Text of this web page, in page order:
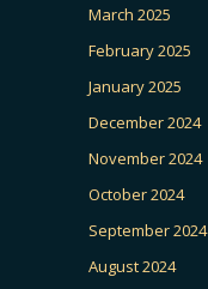
March 2025
February 2025
January 2025
December 2024
November 2024
October 2024
September 2024
August 2024